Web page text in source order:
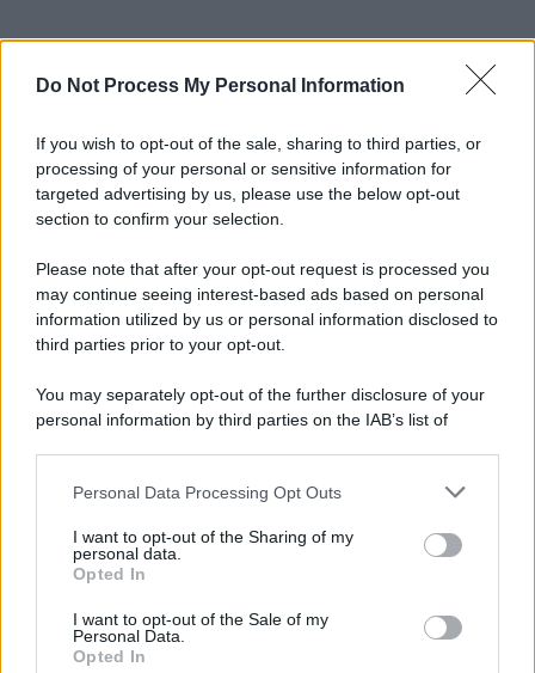
Do Not Process My Personal Information
If you wish to opt-out of the sale, sharing to third parties, or
processing of your personal or sensitive information for
targeted advertising by us, please use the below opt-out
section to confirm your selection.
Please note that after your opt-out request is processed you
may continue seeing interest-based ads based on personal
information utilized by us or personal information disclosed to
third parties prior to your opt-out.
You may separately opt-out of the further disclosure of your
personal information by third parties on the IAB’s list of
This information may also be disclosed by us to third parties
disclose it to other third parties.
Please note that this website/app uses one or more Google
services and may gather and store information including but
not limited to your visit or usage behaviour. You may click to
grant or deny consent to Google and its third-party tags to
Personal Data Processing Opt Outs
I want to opt-out of the Sharing of my
personal data.
Opted In
I want to opt-out of the Sale of my
Personal Data.
Opted In